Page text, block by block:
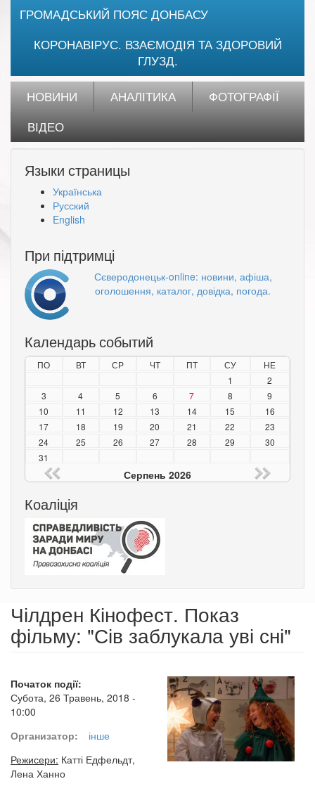
ГРОМАДСЬКИЙ ПОЯС ДОНБАСУ
КОРОНАВІРУС. ВЗАЄМОДІЯ ТА ЗДОРОВИЙ
ГЛУЗД.
НОВИНИ АНАЛІТИКА
ФОТОГРАФІЇ
ВІДЕО
Языки страницы
Українська
Русский
English
При підтримці
Сєверодонецьк-online: новини, афіша,
оголошення, каталог, довідка, погода.
Календарь событий
ПО ВТ СР ЧТ ПТ СУ
НЕ
1
2
3
4 5 6 7 8
9
10
11 12 13 14 15
16
17
18 19 20 21 22
23
24
25 26 27 28 29
30
31
Серпень 2026
Коаліція
Чілдрен Кінофест. Показ
фільму: "Сів заблукала уві сні"
Початок події:
Субота, 26 Травень, 2018 -
10:00
Организатор:
інше
Режисери: Катті Едфельдт,
Лена Ханно